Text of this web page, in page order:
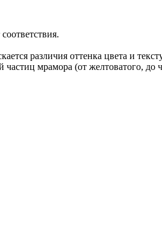
различия оттенка цвета и
мрамора (от желтоватого, до